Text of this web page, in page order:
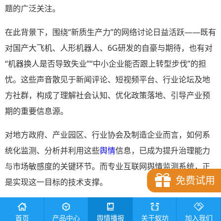
题的广泛关注。
在此背景下，围绕“新质生产力”的网络讨论日益活跃——既有
对国产大飞机、人形机器人、6G研发的自豪与期待，也有对
“机器换人是否导致失业”“中小企业能否跟上转型步伐”的担
忧。这些声音散见于新闻评论、短视频平台、行业论坛及地
方社群，构成了理解社会认知、优化政策落地、引导产业预
期的重要信息源。
对地方政府、产业园区、行业协会及制造企业而言，如何系
统化监测、分析并利用这些舆情信息，已成为提升治理能力
与市场敏感度的关键环节。而专业互联网舆情监测系统，正
是实现这一目标的技术支撑。
一、新质生产力相关舆情的主要特征
免费试用
首页 产品中心 舆情播报 关于蚁坊 加入我们